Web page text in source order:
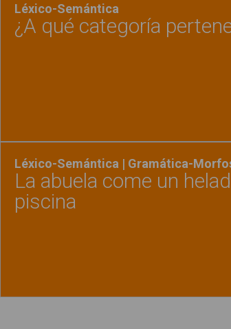
Léxico-Semántica
¿A qué categoría
Léxico-Semántica | Gramática-
La abuela come un
piscina